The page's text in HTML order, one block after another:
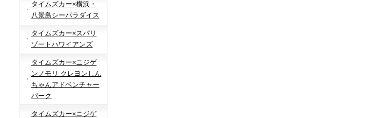
タイムズカー×横浜・
八景島シーパラダイス
タイムズカー×スパリ
ゾートハワイアンズ
タイムズカー×ニジゲ
ンノモリ クレヨンしん
ちゃんアドベンチャー
パーク
タイムズカー×ニジゲ